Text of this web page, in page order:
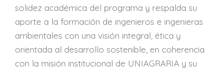
solidez académica del programa y respalda su
aporte a la formación de ingenieros e ingenieras
ambientales con una visión integral, ética y
orientada al desarrollo sostenible, en coherencia
con la misión institucional de UNIAGRARIA y su